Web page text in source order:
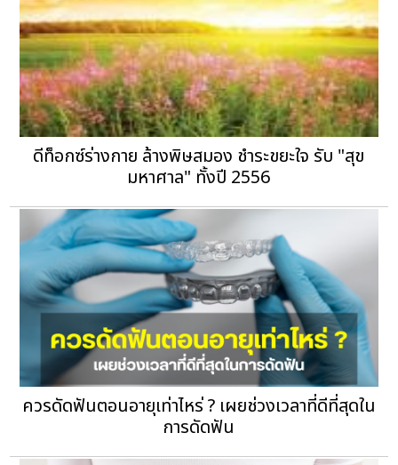
ดีท็อกซ์ร่างกาย ล้างพิษสมอง ชำระขยะใจ รับ "สุข
มหาศาล" ทั้งปี 2556
ควรดัดฟันตอนอายุเท่าไหร่ ? เผยช่วงเวลาที่ดีที่สุดใน
การดัดฟัน